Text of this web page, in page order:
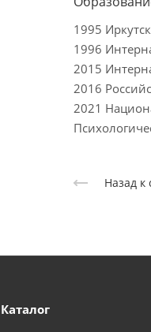
1995
1996
2015
2016
2021
Назад к
Каталог